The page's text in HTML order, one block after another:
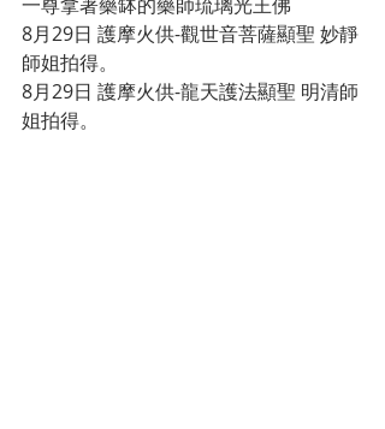
8月29日 護摩火供-觀世音菩薩顯聖 妙靜
師姐拍得。
8月29日 護摩火供-龍天護法顯聖 明清師
姐拍得。